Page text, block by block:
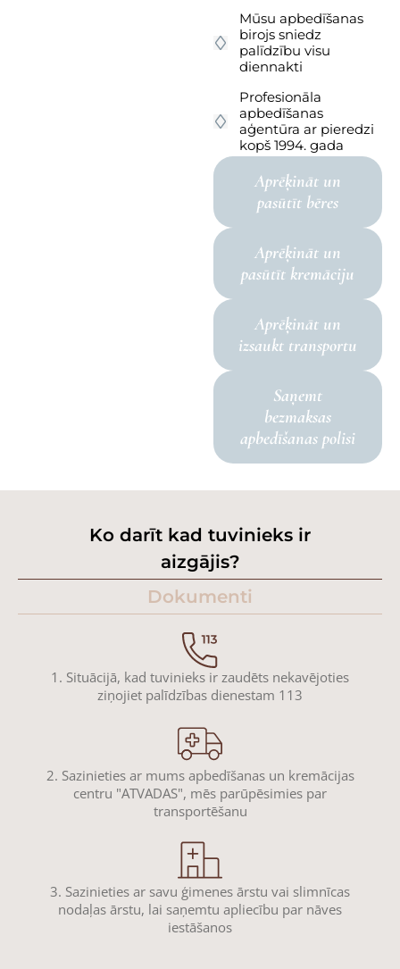
Mūsu apbedīšanas
birojs sniedz
palīdzību visu
diennakti
Profesionāla
apbedīšanas
aģentūra ar pieredzi
kopš 1994. gada
Aprēķināt un
pasūtīt bēres
Aprēķināt un
pasūtīt kremāciju
Aprēķināt un
izsaukt transportu
Saņemt
bezmaksas
apbedīšanas polisi
Ko darīt kad tuvinieks ir
aizgājis?
Dokumenti
1. Situācijā, kad tuvinieks ir zaudēts nekavējoties
ziņojiet palīdzības dienestam 113
2. Sazinieties ar mums apbedīšanas un kremācijas
centru "ATVADAS", mēs parūpēsimies par
transportēšanu
3. Sazinieties ar savu ģimenes ārstu vai slimnīcas
nodaļas ārstu, lai saņemtu apliecību par nāves
iestāšanos